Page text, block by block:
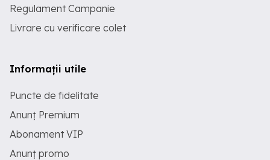
Regulament Campanie
Livrare cu verificare colet
Informații utile
Puncte de fidelitate
Anunț Premium
Abonament VIP
Anunț promo